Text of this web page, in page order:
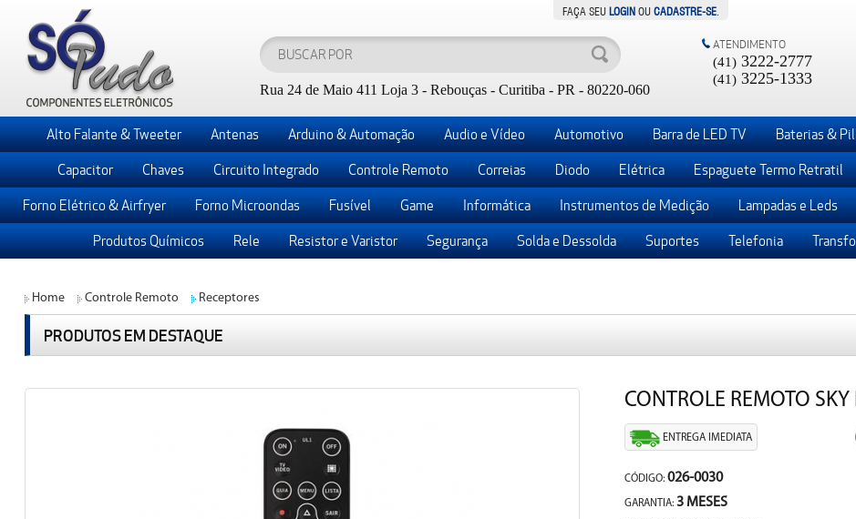
FAÇA SEU LOGIN OUCADASTRE-SE
Rua 24 de Maio 411 Loja 3 - Rebouças - Curitiba - PR - 80220-060
ATENDIMENTO
(41) 3222-2777
(41) 3225-1333
Alto Falante & Tweeter Antenas Arduino & Automação Audio e Vídeo Automotivo Barra de LED TV Baterias &
Capacitor Chaves Circuito Integrado Controle Remoto Correias Diodo Elétrica Espaguete Termo Retratil
Forno Elétrico & Airfryer Forno Microondas Fusível Game Informática Instrumentos de Medição Lampadas e Leds
Produtos Químicos Rele Resistor e Varistor Segurança Solda e Dessolda Suportes Telefonia
Home Controle Remoto Receptores
PRODUTOS EM DESTAQUE
CONTROLE REMOTO
ENTREGA IMEDIATA
CÓDIGO: 026-0030
GARANTIA: 3 MESES